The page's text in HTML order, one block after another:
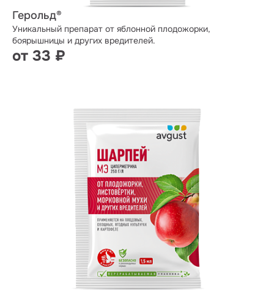
Герольд®
Уникальный препарат от яблонной плодожорки,
боярышницы и других вредителей.
от 33 ₽